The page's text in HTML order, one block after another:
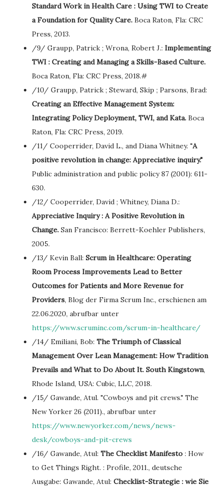
Standard Work in Health Care : Using TWI to Create
a Foundation for Quality Care. Boca Raton, Fla: CRC
Press, 2013.
/9/ Graupp, Patrick ; Wrona, Robert J.: Implementing
TWI : Creating and Managing a Skills-Based Culture.
Boca Raton, Fla: CRC Press, 2018.#
/10/ Graupp, Patrick ; Steward, Skip ; Parsons, Brad:
Creating an Effective Management System:
Integrating Policy Deployment, TWI, and Kata. Boca
Raton, Fla: CRC Press, 2019.
/11/ Cooperrider, David L., and Diana Whitney. "A
positive revolution in change: Appreciative inquiry."
Public administration and public policy 87 (2001): 611-
630.
/12/ Cooperrider, David ; Whitney, Diana D.:
Appreciative Inquiry : A Positive Revolution in
Change. San Francisco: Berrett-Koehler Publishers,
2005.
/13/ Kevin Ball: Scrum in Healthcare: Operating
Room Process Improvements Lead to Better
Outcomes for Patients and More Revenue for
Providers, Blog der Firma Scrum Inc., erschienen am
22.06.2020, abrufbar unter
https://www.scruminc.com/scrum-in-healthcare/
/14/ Emiliani, Bob: The Triumph of Classical
Management Over Lean Management: How Tradition
Prevails and What to Do About It. South Kingstown,
Rhode Island, USA: Cubic, LLC, 2018.
/15/ Gawande, Atul. "Cowboys and pit crews." The
New Yorker 26 (2011)., abrufbar unter
https://www.newyorker.com/news/news-
desk/cowboys-and-pit-crews
/16/ Gawande, Atul: The Checklist Manifesto : How
to Get Things Right. : Profile, 2011., deutsche
Ausgabe: Gawande, Atul: Checklist-Strategie : wie Sie